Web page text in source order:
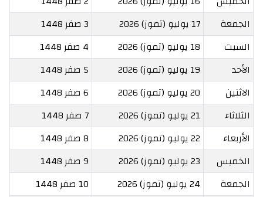
الجمعة
17 يوليو (تموز) 2026
3 صفر 1448
السبت
18 يوليو (تموز) 2026
4 صفر 1448
الأحد
19 يوليو (تموز) 2026
5 صفر 1448
الاثنين
20 يوليو (تموز) 2026
6 صفر 1448
الثلاثاء
21 يوليو (تموز) 2026
7 صفر 1448
الأربعاء
22 يوليو (تموز) 2026
8 صفر 1448
الخميس
23 يوليو (تموز) 2026
9 صفر 1448
الجمعة
24 يوليو (تموز) 2026
10 صفر 1448